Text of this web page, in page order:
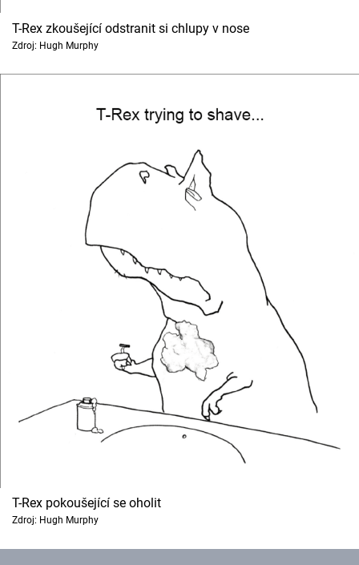
T-Rex zkoušející odstranit si chlupy v nose
Zdroj: Hugh Murphy
T-Rex pokoušející se oholit
Zdroj: Hugh Murphy